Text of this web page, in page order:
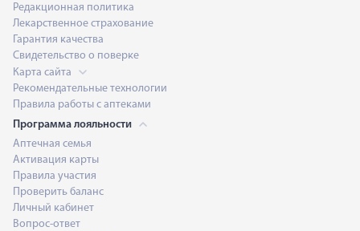
Редакционная политика
Лекарственное страхование
Гарантия качества
Свидетельство о поверке
Карта сайта
Рекомендательные технологии
Правила работы с аптеками
Программа лояльности
Аптечная семья
Активация карты
Правила участия
Проверить баланс
Личный кабинет
Вопрос-ответ